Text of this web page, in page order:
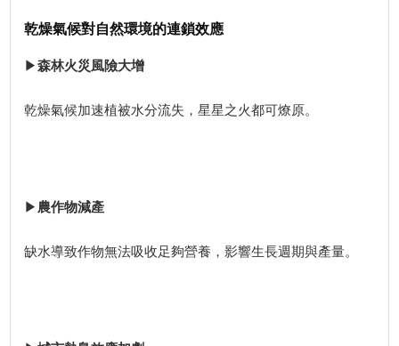
乾燥氣候對自然環境的連鎖效應
▶森林火災風險大增
乾燥氣候加速植被水分流失，星星之火都可燎原。
▶ 農作物減產
缺水導致作物無法吸收足夠營養，影響生長週期與產量。